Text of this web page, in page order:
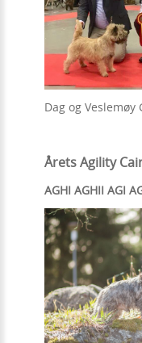
Dag og Veslemøy
Årets Agility
AGHI AGHII AGI